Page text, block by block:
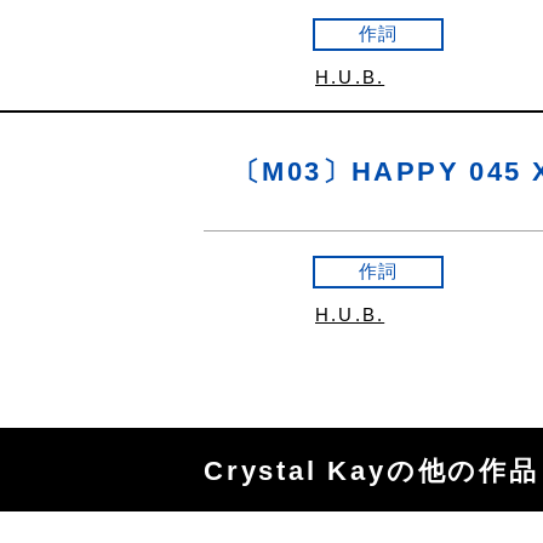
作詞
H.U.B.
〔M03〕HAPPY 045
作詞
H.U.B.
Crystal Kayの他の作品